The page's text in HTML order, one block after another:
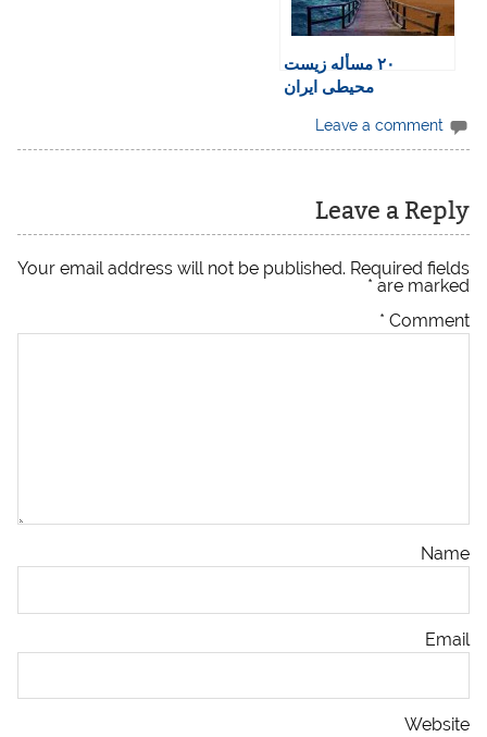
۲۰ مسأله زیست
محیطی ایران
Leave a comment
Leave a Reply
Your email address will not be published. Required fields
are marked
*
Comment
*
Name
Email
Website